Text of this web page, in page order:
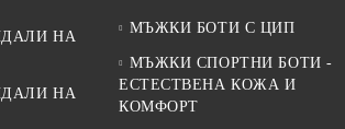
НА
НА
МЪЖКИ БОТИ С ЦИП
МЪЖКИ СПОРТНИ БОТИ -
ЕСТЕСТВЕНА КОЖА И
КОМФОРТ